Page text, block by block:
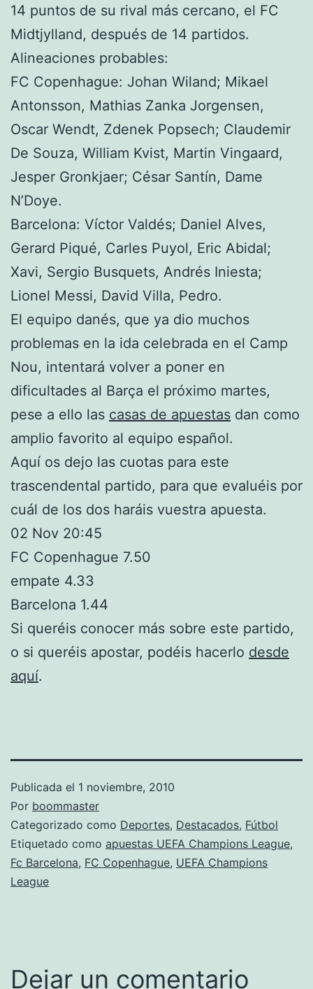
14 puntos de su rival más cercano, el FC
Midtjylland, después de 14 partidos.
Alineaciones probables:
FC Copenhague: Johan Wiland; Mikael
Antonsson, Mathias Zanka Jorgensen,
Oscar Wendt, Zdenek Popsech; Claudemir
De Souza, William Kvist, Martin Vingaard,
Jesper Gronkjaer; César Santín, Dame
N’Doye.
Barcelona: Víctor Valdés; Daniel Alves,
Gerard Piqué, Carles Puyol, Eric Abidal;
Xavi, Sergio Busquets, Andrés Iniesta;
Lionel Messi, David Villa, Pedro.
El equipo danés, que ya dio muchos
problemas en la ida celebrada en el Camp
Nou, intentará volver a poner en
dificultades al Barça el próximo martes,
pese a ello las casas de apuestas dan como
amplio favorito al equipo español.
Aquí os dejo las cuotas para este
trascendental partido, para que evaluéis por
cuál de los dos haráis vuestra apuesta.
02 Nov 20:45
FC Copenhague 7.50
empate 4.33
Barcelona 1.44
Si queréis conocer más sobre este partido,
o si queréis apostar, podéis hacerlo desde
aquí.
Publicada el 1 noviembre, 2010
Por boommaster
Categorizado como Deportes, Destacados, Fútbol
Etiquetado como apuestas UEFA Champions League,
Fc Barcelona, FC Copenhague, UEFA Champions
League
Dejar un comentario